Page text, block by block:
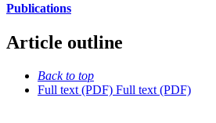
Publications
Article outline
Back to top
Full text (PDF) Full text (PDF)